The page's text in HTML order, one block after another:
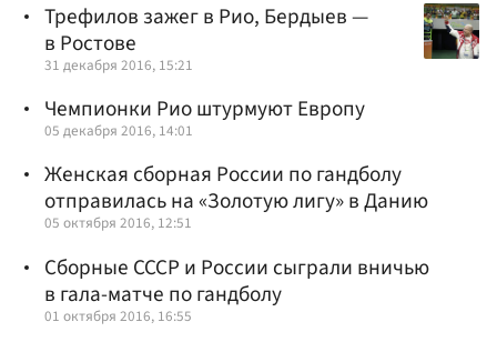
Трефилов зажег в Рио, Бердыев —
в Ростове
31 декабря 2016, 15:21
Чемпионки Рио штурмуют Европу
05 декабря 2016, 14:01
Женская сборная России по гандболу
отправилась на «Золотую лигу» в Данию
05 октября 2016, 12:51
Сборные СССР и России сыграли вничью
в гала-матче по гандболу
01 октября 2016, 16:55